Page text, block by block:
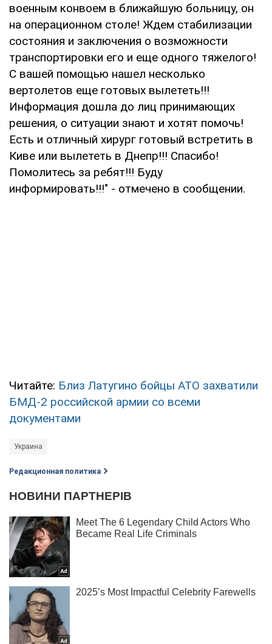
военным конвоем в ближайшую больницу, он
на операционном столе! Ждем стабилизации
состояния и заключения о возможности
транспортировки его и еще одного тяжелого!
С вашей помощью нашел несколько
вертолетов еще готовых вылететь!!!
Информация дошла до лиц принимающих
решения, о ситуации знают и хотят помочь!
Есть и отличный хирург готовый встретить в
Киве или вылететь в Днепр!!! Спасибо!
Помолитесь за ребят!!! Буду
информировать!!!" - отмечено в сообщении.
Читайте: Близ Латугино бойцы АТО захватили
БМД-2 российской армии со всеми
документами
Украина
Редакционная политика